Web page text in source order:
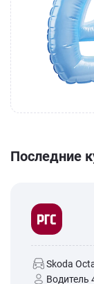
Последние
Skoda
Водитель